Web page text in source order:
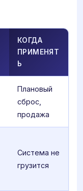
КОГДА
ПРИМЕНЯТ
Ь
Плановый
сброс,
продажа
Система не
грузится